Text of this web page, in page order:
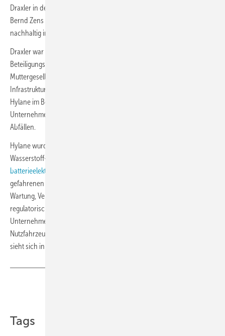
Draxler in der Mitteilung zitiert. „Gemeinsam mit Sara Schiffer und
Bernd Zens möchte ich dazu beitragen, dass wir das Unternehmen
nachhaltig im Sinne unserer Kunden und Partner weiterentwickeln.“
Draxler war vor seinem Einstieg bei Hylane im
Beteiligungsmanagement der DEVK Versicherungen tätig, der
Muttergesellschaft von Hylane. Er verfügt über Erfahrung in
Infrastruktur-Investments und Private Equity. Seit 2024 vertritt er
Hylane im Beirat der Green Hydrogen Technology, einem
Unternehmen zur Wasserstoffgewinnung aus nicht-recyclebaren
Abfällen.
Hylane wurde 2021 gegründet mit dem Ziel, ein Mietmodell für
Wasserstoff-Lkw zu etablieren,
batterieelektrische Fahrzeuge zum Angebot.
gefahrenen Kilometer. Hylane übernimmt Fahrzeugbeschaffung,
Wartung, Versicherung, Zugang zur Energieversorgung sowie
regulatorisches Management inklusive CO2-Nachweis. Nach
Unternehmensangaben wächst die Nachfrage nach emissionsfreien
Nutzfahrzeugen in Deutschland und Europa kontinuierlich. Hylane
sieht sich in diesem Markt als etablierter Anbieter.
Tags